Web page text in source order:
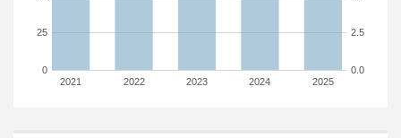
2021 2022 2023 2024 2025
0
25
0.0
2.5